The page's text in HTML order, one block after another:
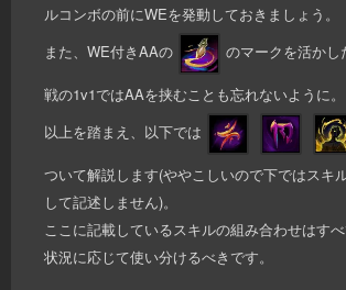
ルコンボの前にWEを発動しておきましょう。
また、WE付きAAの
のマークを活かし
戦の1v1ではAAを挟むことも忘れないように。
以上を踏まえ、以下では
ついて解説します(ややこしいので下ではスキ
して記述しません)。
ここに記載しているスキルの組み合わせはす
状況に応じて使い分けるべきです。